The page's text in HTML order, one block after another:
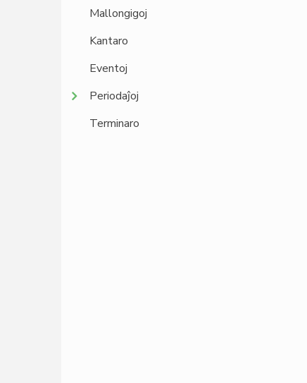
Mallongigoj
Kantaro
Eventoj
Periodaĵoj
Terminaro